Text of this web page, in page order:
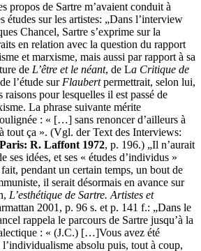
propos de Sartre m’avaient conduit à
études sur les artistes: „Dans l’interview
Chancel, Sartre s’exprime sur la
en relation avec la question du rapport
et marxisme, mais aussi par rapport à sa
de L’être et le néant, de La Critique de
l’étude surFlaubertpermettrait, selon lui,
raisons pour lesquelles il est passé de
La phrase suivante mérite
: « […] sans renoncer d’ailleurs à
tout ça ». (Vgl. der Text des Interviews:
R. Laffont 1972, p. 196.) „Il n’aurait
ses idées, et ses « études d’individus »
pendant un certain temps, un bout de
il serait désormais en avance sur
L’esthétique de Sartre. Artistes et
2001, p. 96 s. et p. 141 f.: „Dans le
rappela le parcours de Sartre jusqu’à la
: « (J.C.) […]Vous avez été
absolu puis, tout à coup,